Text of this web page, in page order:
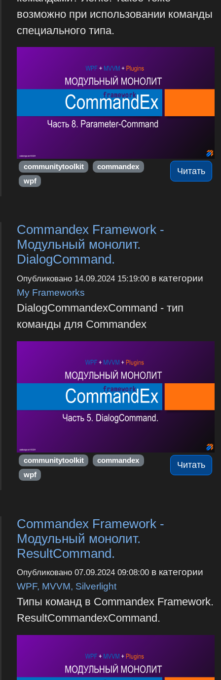
возможно при использовании команды
специального типа.
Читать
communitytoolkit
commandex
wpf
Commandex Framework -
Модульный монолит.
DialogCommand.
Опубликовано 14.09.2024 15:19:00в категории
My Frameworks
DialogCommandexCommand - тип
команды для Commandex
Читать
communitytoolkit
commandex
wpf
Commandex Framework -
Модульный монолит.
ResultCommand.
Опубликовано 07.09.2024 09:08:00в категории
WPF, MVVM, Silverlight
Типы команд в Commandex Framework.
ResultCommandexCommand.